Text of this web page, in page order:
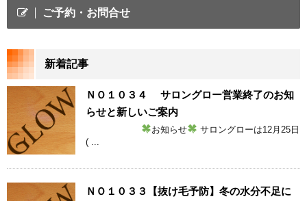
ご予約・お問合せ
新着記事
ＮＯ１０３４ サロングロー営業終了のお知
らせと新しいご案内
お知らせ
サロングローは12月25日
( ...
ＮＯ１０３３【抜け毛予防】冬の水分不足に